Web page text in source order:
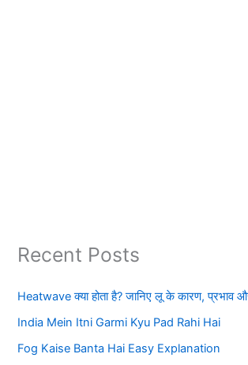
Recent Posts
Heatwave क्या होता है? जानिए लू के कारण, प्रभाव
India Mein Itni Garmi Kyu Pad Rahi Hai
Fog Kaise Banta Hai Easy Explanation